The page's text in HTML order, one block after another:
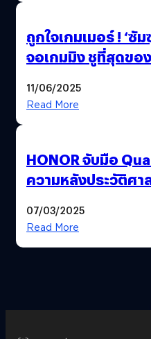
ถูกใจเกมเมอร์ ! ‘ซั
จอเกมมิง ชูที่สุดขอ
11/06/2025
Read More
HONOR จับมือ
ความหลังประวัติศ
07/03/2025
Read More